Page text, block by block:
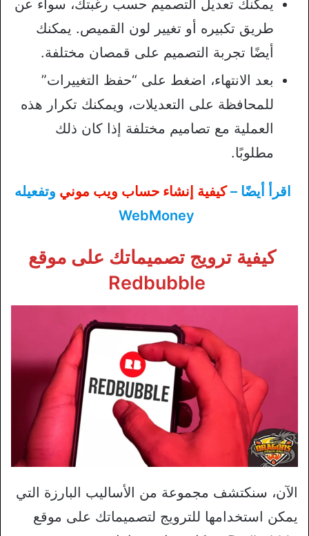
يمكنك تعديل التصميم حسب رغبتك، سواء عن
طريق تكبيره أو تغيير لون القميص. يمكنك
أيضًا تجربة التصميم على قمصان مختلفة.
بعد الانتهاء، اضغط على “حفظ التغييرات”
للمحافظة على التعديلات، ويمكنك تكرار هذه
العملية مع تصاميم مختلفة إذا كان ذلك
مطلوبًا.
اقرأ أيضًا –كيفية إنشاء حساب ويب موني وتفعيله
WebMoney
كيفية ترويج تصميماتك على موقع
Redbubble
الآن، سنكتشف مجموعة من الأساليب البارزة التي
يمكن استخدامها للترويج لتصميماتك على موقع